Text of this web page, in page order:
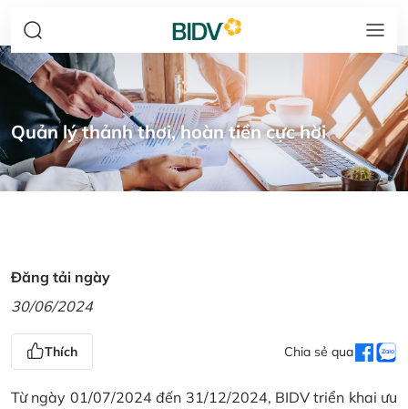
Quản lý thảnh thơi, hoàn tiền cực hời
Đăng tải ngày
30/06/2024
Thích Chia sẻ qua
Từ ngày 01/07/2024 đến 31/12/2024, BIDV triển khai ưu